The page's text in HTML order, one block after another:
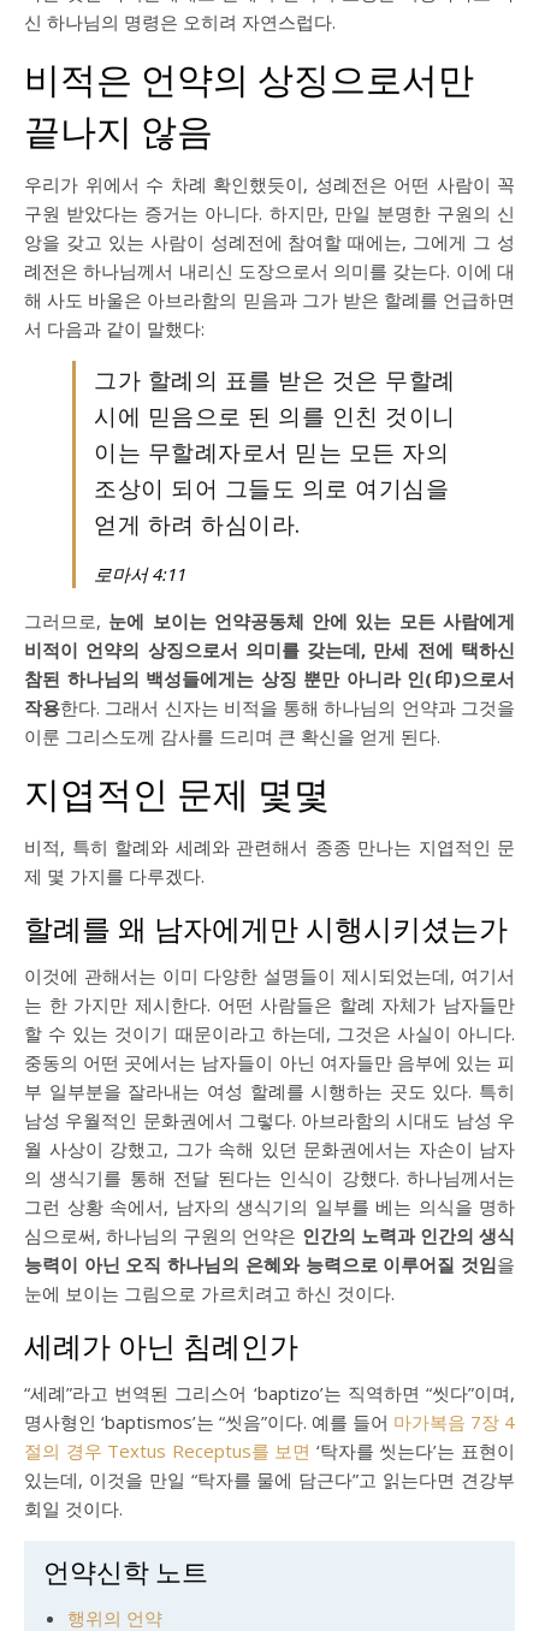
신 하나님의 명령은 오히려 자연스럽다.
비적은 언약의 상징으로서만
끝나지 않음
우리가 위에서 수 차례 확인했듯이, 성례전은 어떤 사람이 꼭
구원 받았다는 증거는 아니다. 하지만, 만일 분명한 구원의 신
앙을 갖고 있는 사람이 성례전에 참여할 때에는, 그에게 그 성
례전은 하나님께서 내리신 도장으로서 의미를 갖는다. 이에 대
해 사도 바울은 아브라함의 믿음과 그가 받은 할례를 언급하면
서 다음과 같이 말했다:
그가 할례의 표를 받은 것은 무할례
시에 믿음으로 된 의를 인친 것이니
이는 무할례자로서 믿는 모든 자의
조상이 되어 그들도 의로 여기심을
얻게 하려 하심이라.
로마서 4:11
그러므로, 눈에 보이는 언약공동체 안에 있는 모든 사람에게
비적이 언약의 상징으로서 의미를 갖는데, 만세 전에 택하신
참된 하나님의 백성들에게는 상징 뿐만 아니라 인(印)으로서
작용한다. 그래서 신자는 비적을 통해 하나님의 언약과 그것을
이룬 그리스도께 감사를 드리며 큰 확신을 얻게 된다.
지엽적인 문제 몇몇
비적, 특히 할례와 세례와 관련해서 종종 만나는 지엽적인 문
제 몇 가지를 다루겠다.
할례를 왜 남자에게만 시행시키셨는가
이것에 관해서는 이미 다양한 설명들이 제시되었는데, 여기서
는 한 가지만 제시한다. 어떤 사람들은 할례 자체가 남자들만
할 수 있는 것이기 때문이라고 하는데, 그것은 사실이 아니다.
중동의 어떤 곳에서는 남자들이 아닌 여자들만 음부에 있는 피
부 일부분을 잘라내는 여성 할례를 시행하는 곳도 있다. 특히
남성 우월적인 문화권에서 그렇다. 아브라함의 시대도 남성 우
월 사상이 강했고, 그가 속해 있던 문화권에서는 자손이 남자
의 생식기를 통해 전달 된다는 인식이 강했다. 하나님께서는
그런 상황 속에서, 남자의 생식기의 일부를 베는 의식을 명하
심으로써, 하나님의 구원의 언약은 인간의 노력과 인간의 생식
능력이 아닌 오직 하나님의 은혜와 능력으로 이루어질 것임을
눈에 보이는 그림으로 가르치려고 하신 것이다.
세례가 아닌 침례인가
“세례”라고 번역된 그리스어 ‘baptizo’는 직역하면 “씻다”이며,
명사형인 ‘baptismos’는 “씻음”이다. 예를 들어 마가복음 7장 4
절의 경우 Textus Receptus를 보면 ‘탁자를 씻는다’는 표현이
있는데, 이것을 만일 “탁자를 물에 담근다”고 읽는다면 견강부
회일 것이다.
언약신학 노트
행위의 언약